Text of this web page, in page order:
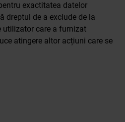
exactitatea datelor
dreptul de a exclude de la
utilizator care a furnizat
atingere altor acțiuni care se